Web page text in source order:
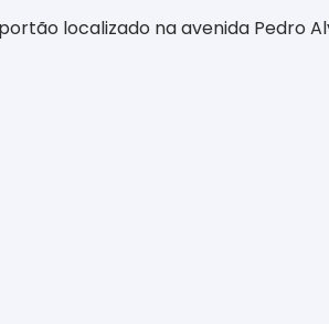
localizado na avenida Pedro